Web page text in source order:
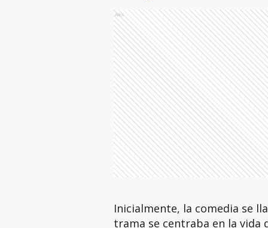
Ads
Inicialmente, la comedia se
trama se centraba en la vida